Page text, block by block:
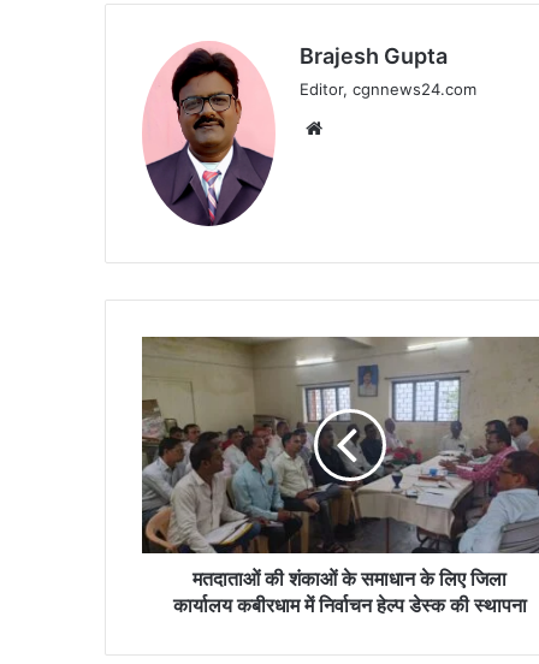
Brajesh Gupta
Editor, cgnnews24.com
मतदाताओं
शंकाओं
के
समाधान
के
लिए
जिला
कार्यालय
कबीरधाम
हेल्प
मतदाताओं की शंकाओं के समाधान के लिए जिला
कार्यालय कबीरधाम में निर्वाचन हेल्प डेस्क की स्थापना